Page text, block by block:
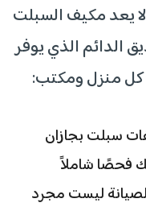
يعد مكيف السبلت
الدائم الذي يوفر
كل منزل ومكتب:
سبلت بجازان
فحصًا شاملاً
ليست مجرد